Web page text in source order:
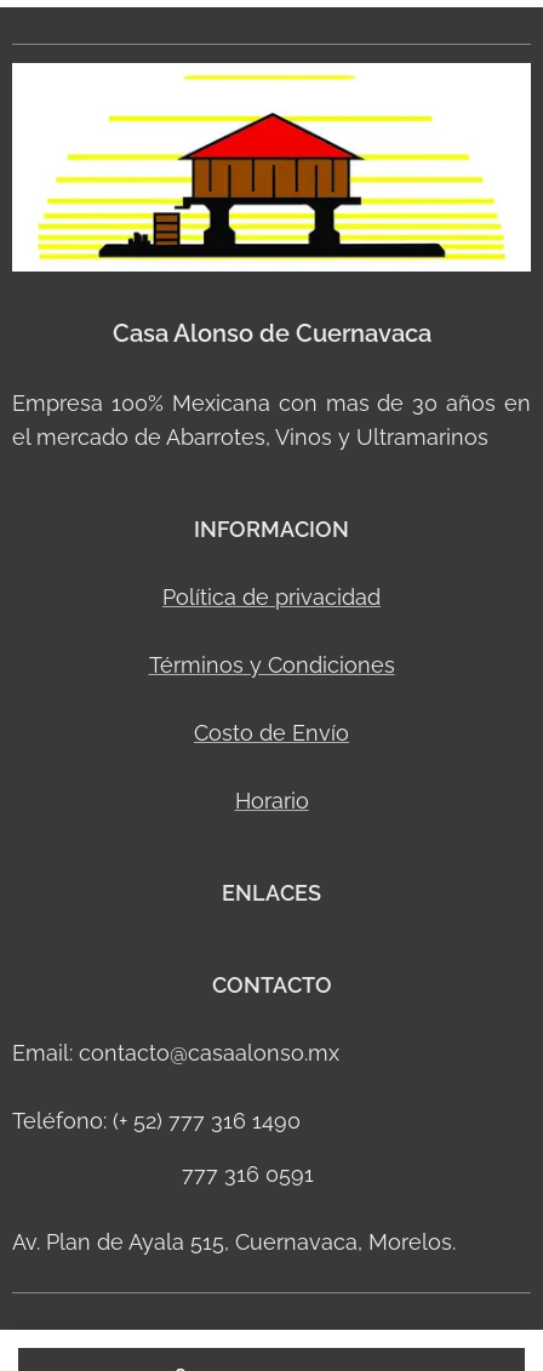
Casa Alonso de Cuernavaca
Empresa 100% Mexicana con mas de 30 años en
el mercado de Abarrotes, Vinos y Ultramarinos
INFORMACION
Política de privacidad
Términos y Condiciones
Costo de Envío
Horario
ENLACES
CONTACTO
Email: contacto@casaalonso.mx
Teléfono: (+ 52) 777 316 1490
777 316 0591
Av. Plan de Ayala 515, Cuernavaca, Morelos.